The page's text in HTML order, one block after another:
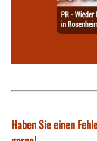
Haben Sie einen